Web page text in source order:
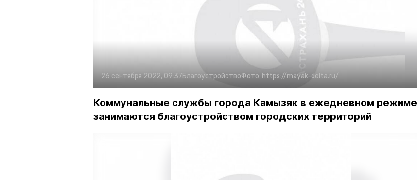
26 сентября 2022, 09:37БлагоустройствоФото: https://mayak-delta.ru/
Коммунальные службы города Камызяк в ежедневном режиме
занимаются благоустройством городских территорий